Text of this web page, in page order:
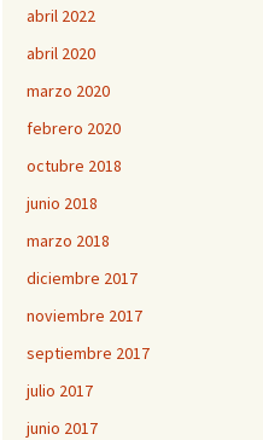
abril 2022
abril 2020
marzo 2020
febrero 2020
octubre 2018
junio 2018
marzo 2018
diciembre 2017
noviembre 2017
septiembre 2017
julio 2017
junio 2017